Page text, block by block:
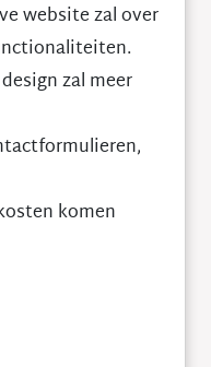
website zal over
zal meer
komen